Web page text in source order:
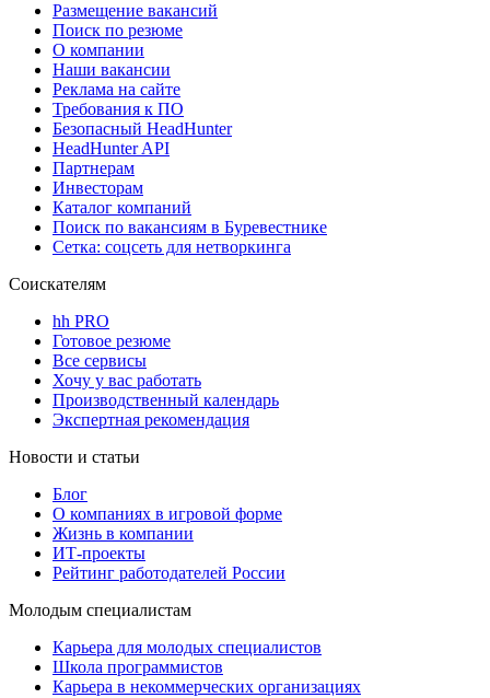
Размещение вакансий
Поиск по резюме
О компании
Наши вакансии
Реклама на сайте
Требования к ПО
Безопасный HeadHunter
HeadHunter API
Партнерам
Инвесторам
Каталог компаний
Поиск по вакансиям в Буревестнике
Сетка: соцсеть для нетворкинга
Соискателям
hh PRO
Готовое резюме
Все сервисы
Хочу у вас работать
Производственный календарь
Экспертная рекомендация
Новости и статьи
Блог
О компаниях в игровой форме
Жизнь в компании
ИТ-проекты
Рейтинг работодателей России
Молодым специалистам
Карьера для молодых специалистов
Школа программистов
Карьера в некоммерческих организациях